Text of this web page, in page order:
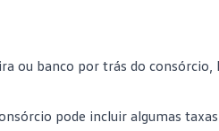
ou banco por trás do consórcio,
pode incluir algumas